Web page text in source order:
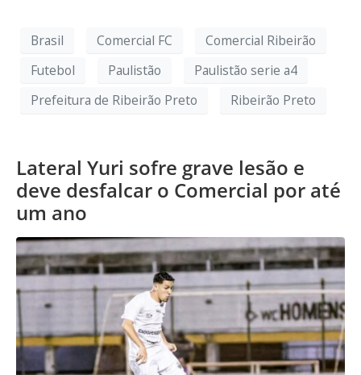
Brasil Comercial FC
Comercial Ribeirão
Futebol
Paulistão
Paulistão serie a4
Prefeitura de Ribeirão Preto
Ribeirão Preto
Lateral Yuri sofre grave lesão e
deve desfalcar o Comercial por até
um ano